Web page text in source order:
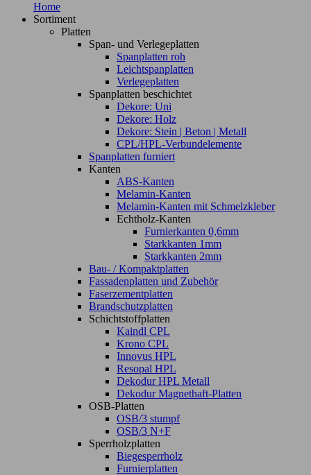
Home
Sortiment
Platten
Span- und Verlegeplatten
Spanplatten roh
Leichtspanplatten
Verlegeplatten
Spanplatten beschichtet
Dekore: Uni
Dekore: Holz
Dekore: Stein | Beton | Metall
CPL/HPL-Verbundelemente
Spanplatten furniert
Kanten
ABS-Kanten
Melamin-Kanten
Melamin-Kanten mit Schmelzkleber
Echtholz-Kanten
Furnierkanten 0,6mm
Starkkanten 1mm
Starkkanten 2mm
Bau- / Kompaktplatten
Fassadenplatten und Zubehör
Faserzementplatten
Brandschutzplatten
Schichtstoffplatten
Kaindl CPL
Krono CPL
Innovus HPL
Resopal HPL
Dekodur HPL Metall
Dekodur Magnethaft-Platten
OSB-Platten
OSB/3 stumpf
OSB/3 N+F
Sperrholzplatten
Biegesperrholz
Furnierplatten